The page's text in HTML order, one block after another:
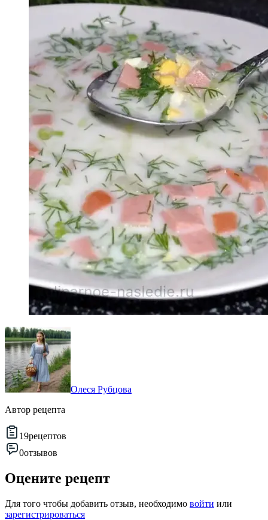
Олеся Рубцова
Автор рецепта
19рецептов
0отзывов
Оцените рецепт
Для того чтобы добавить отзыв, необходимо войти или
зарегистрироваться